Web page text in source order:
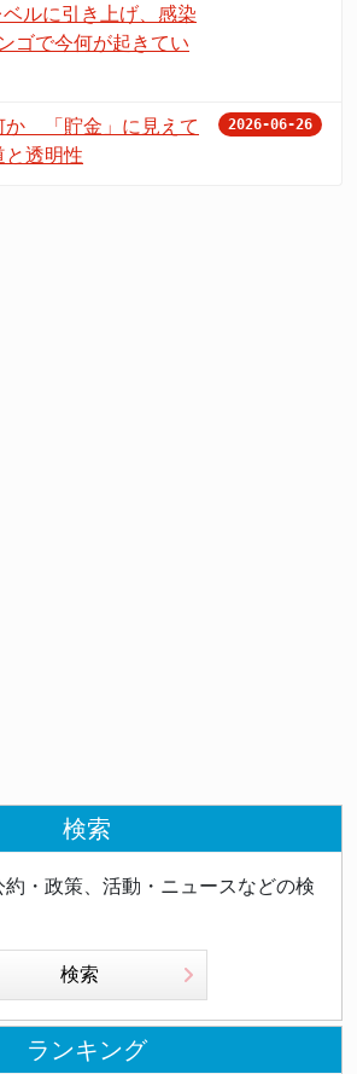
ルに引き上げ、感染
ゴで今何が起きてい
か 「貯金」に見えて
と透明性
2026-06-26
検索
・政策、活動・ニュースなどの検
検索
ランキング